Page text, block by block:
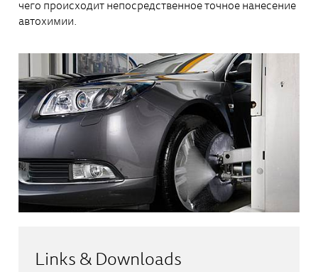
чего происходит непосредственное точное нанесение
автохимии.
Links & Downloads